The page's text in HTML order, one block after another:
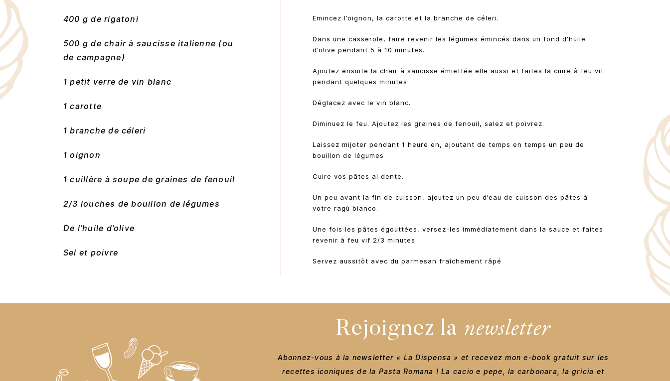
400 g de rigatoni
500 g de chair à saucisse italienne (ou
de campagne)
1 petit verre de vin blanc
1 carotte
1 branche de céleri
1 oignon
1 cuillère à soupe de graines de fenouil
2/3 louches de bouillon de légumes
De l’huile d’olive
Sel et poivre
Emincez l’oignon, la carotte et la branche de céleri.
Dans une casserole, faire revenir les légumes émincés dans un fond d’huile
d’olive pendant 5 à 10 minutes.
Ajoutez ensuite la chair à saucisse émiettée elle aussi et faites la cuire à feu vif
pendant quelques minutes.
Déglacez avec le vin blanc.
Diminuez le feu. Ajoutez les graines de fenouil, salez et poivrez.
Laissez mijoter pendant 1 heure en, ajoutant de temps en temps un peu de
bouillon de légumes
Cuire vos pâtes al dente.
Un peu avant la fin de cuisson, ajoutez un peu d’eau de cuisson des pâtes à
votre ragù bianco.
Une fois les pâtes égouttées, versez-les immédiatement dans la sauce et faites
revenir à feu vif 2/3 minutes.
Servez aussitôt avec du parmesan fraîchement râpé
Rejoignez la newsletter
Abonnez-vous à la newsletter « La Dispensa » et recevez mon e-book gratuit sur les
recettes iconiques de la Pasta Romana ! La cacio e pepe, la carbonara, la gricia et